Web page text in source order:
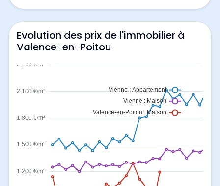
Evolution des prix de l'immobilier à
Valence-en-Poitou